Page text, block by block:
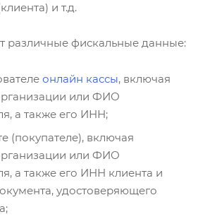
и т.д.
различные фискальные данные:
онлайн кассы, включая
или ФИО
а также его ИНН;
(покупателе), включая
или ФИО
а также его ИНН клиента и
удостоверяющего